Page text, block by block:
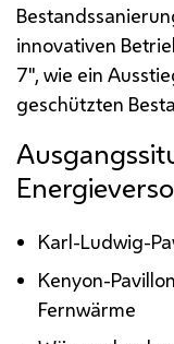
innovativen
7", wie ein
geschützten
Karl-Ludwig-
Kenyon-
Fernwärme